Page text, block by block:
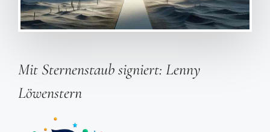
Mit Sternenstaub signiert: Lenny
Löwenstern